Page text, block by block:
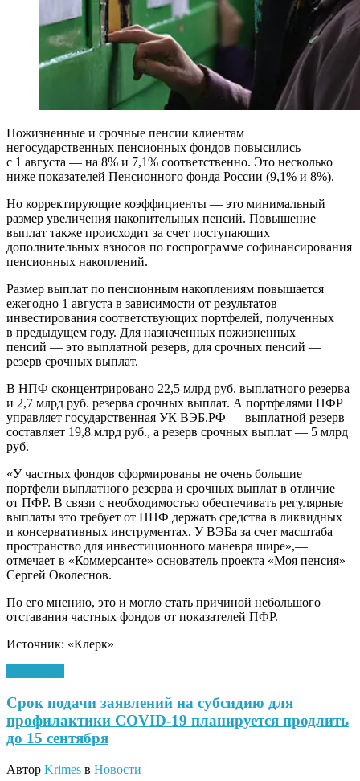
Пожизненные и срочные пенсии клиентам
негосударственных пенсионных фондов повысились
с 1 августа — на 8% и 7,1% соответственно. Это несколько
ниже показателей Пенсионного фонда России (9,1% и 8%).
Но корректирующие коэффициенты — это минимальный
размер увеличения накопительных пенсий. Повышение
выплат также происходит за счет поступающих
дополнительных взносов по госпрограмме софинансирования
пенсионных накоплений.
Размер выплат по пенсионным накоплениям повышается
ежегодно 1 августа в зависимости от результатов
инвестирования соответствующих портфелей, полученных
в предыдущем году. Для назначенных пожизненных
пенсий — это выплатной резерв, для срочных пенсий —
резерв срочных выплат.
В НПФ сконцентрировано 22,5 млрд руб. выплатного резерва
и 2,7 млрд руб. резерва срочных выплат. А портфелями ПФР
управляет государственная УК ВЭБ.РФ — выплатной резерв
составляет 19,8 млрд руб., а резерв срочных выплат — 5 млрд
руб.
«У частных фондов сформированы не очень большие
портфели выплатного резерва и срочных выплат в отличие
от ПФР. В связи с необходимостью обеспечивать регулярные
выплаты это требует от НПФ держать средства в ликвидных
и консервативных инструментах. У ВЭБа за счет масштаба
пространство для инвестиционного маневра шире»,—
отмечает в «Коммерсанте» основатель проекта «Моя пенсия»
Сергей Околеснов.
По его мнению, это и могло стать причиной небольшого
отставания частных фондов от показателей ПФР.
Источник: «Клерк»
Срок подачи заявлений на субсидию для
профилактики COVID-19 планируется продлить
до 15 сентября
Автор Krimes в Новости